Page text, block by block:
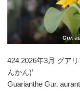
Gur.
424 2026年3月 グア
んかん)’
Guarianthe Gur.